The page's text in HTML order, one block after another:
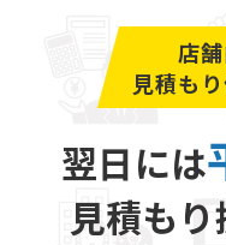
店
見積も
翌日には
見積も